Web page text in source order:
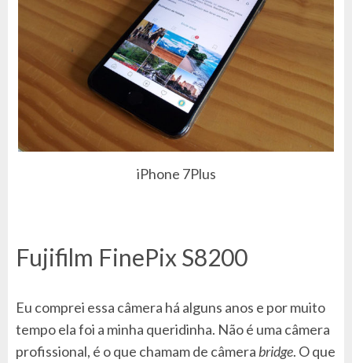
iPhone 7Plus
Fujifilm FinePix S8200
Eu comprei essa câmera há alguns anos e por muito
tempo ela foi a minha queridinha. Não é uma câmera
profissional, é o que chamam de câmera bridge. O que